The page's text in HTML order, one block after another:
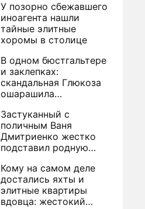
У позорно сбежавшего
иноагента нашли
тайные элитные
хоромы в столице
В одном бюстгальтере
и заклепках:
скандальная Глюкоза
ошарашила
столичного магазина
полуголым видом
Застуканный с
поличным Ваня
Дмитриенко жестко
подставил родную
Кому на самом деле
достались яхты и
элитные квартиры
вдовца: жестокий